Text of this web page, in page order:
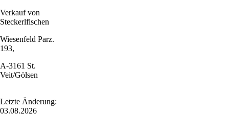
Verkauf von
Steckerlfischen
Wiesenfeld Parz.
193,
A-3161 St.
Veit/Gölsen
Letzte Änderung:
03.08.2026